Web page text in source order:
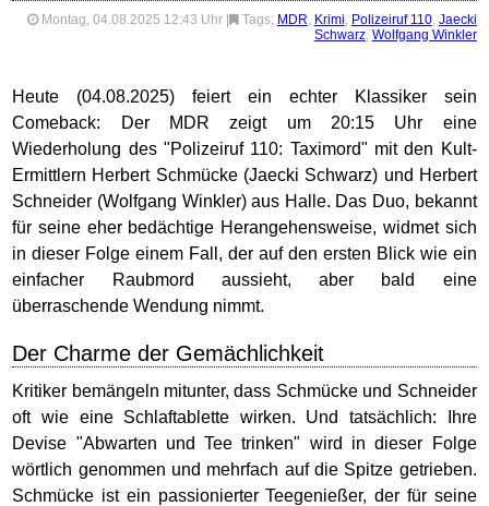
Montag, 04.08.2025 12:43 Uhr Tags: MDR, Krimi, Polizeiruf 110, Jaecki
Schwarz, Wolfgang Winkler
Heute (04.08.2025) feiert ein echter Klassiker sein
Comeback: Der MDR zeigt um 20:15 Uhr eine
Wiederholung des "Polizeiruf 110: Taximord" mit den Kult-
Ermittlern Herbert Schmücke (Jaecki Schwarz) und Herbert
Schneider (Wolfgang Winkler) aus Halle. Das Duo, bekannt
für seine eher bedächtige Herangehensweise, widmet sich
in dieser Folge einem Fall, der auf den ersten Blick wie ein
einfacher Raubmord aussieht, aber bald eine
überraschende Wendung nimmt.
Der Charme der Gemächlichkeit
Kritiker bemängeln mitunter, dass Schmücke und Schneider
oft wie eine Schlaftablette wirken. Und tatsächlich: Ihre
Devise "Abwarten und Tee trinken" wird in dieser Folge
wörtlich genommen und mehrfach auf die Spitze getrieben.
Schmücke ist ein passionierter Teegenießer, der für seine